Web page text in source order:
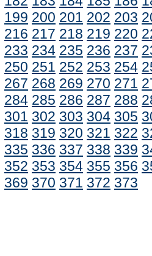
199 200 201 202 203
216 217 218 219 220
233 234 235 236 237
250 251 252 253 254
267 268 269 270 271
284 285 286 287 288
301 302 303 304 305
318 319 320 321 322
335 336 337 338 339
352 353 354 355 356
369 370 371 372 373